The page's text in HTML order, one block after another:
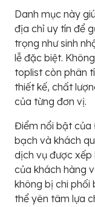
Danh mục này
địa chỉ uy tín để
trọng như sinh
lễ đặc biệt.
toplist còn phân
thiết kế, chất
của từng đơn vị.
Điểm nổi bật của
bạch và khách
dịch vụ được xếp
của khách hàng
không bị chi phối
thể yên tâm lựa